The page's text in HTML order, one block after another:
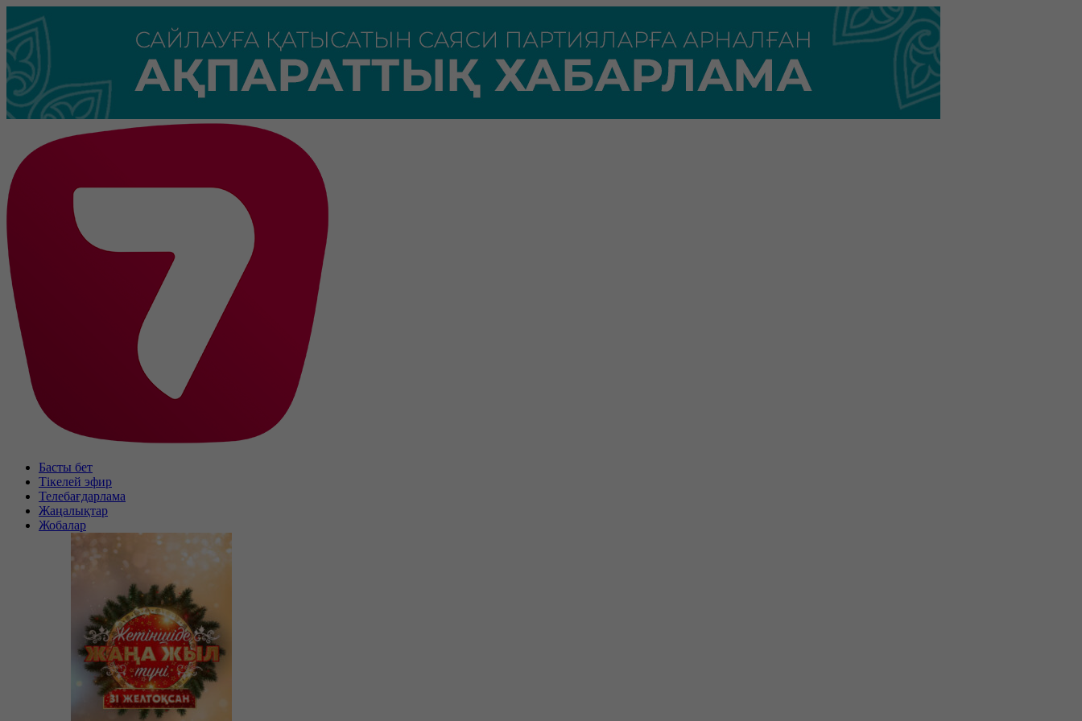
Басты бет
Тікелей эфир
Телебағдарлама
Жаңалықтар
Жобалар